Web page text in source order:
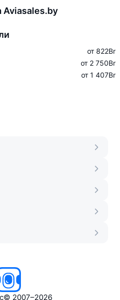
от 822Br
от 2 750Br
от 1 407Br
© 2007–2026